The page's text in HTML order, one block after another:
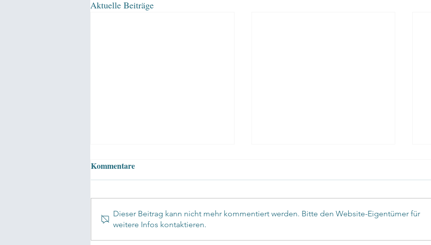
Aktuelle Beiträge
✅Mindfulness in Elite Sport ✅Mindfulness in Elite Sport
Kommentare
Dieser Beitrag kann nicht mehr kommentiert werden. Bitte den Website-Eigentümer für
weitere Infos kontaktieren.